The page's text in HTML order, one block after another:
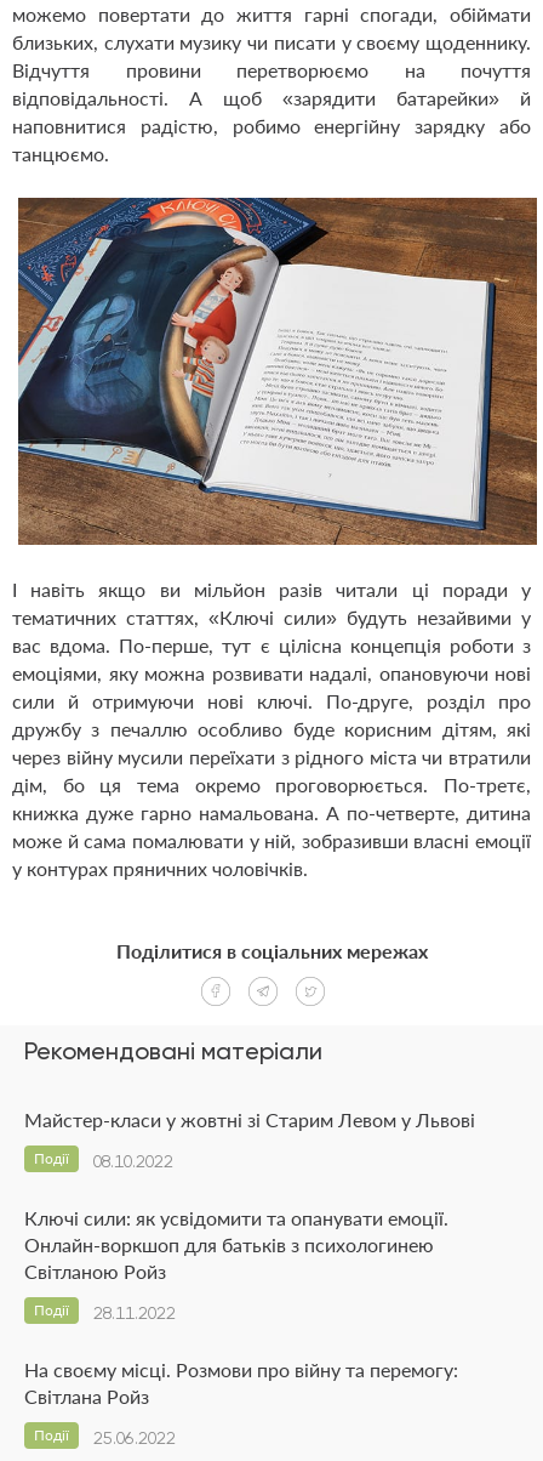
можемо повертати до життя гарні спогади, обіймати
близьких, слухати музику чи писати у своєму щоденнику.
Відчуття провини перетворюємо на почуття
відповідальності. А щоб «зарядити батарейки» й
наповнитися радістю, робимо енергійну зарядку або
танцюємо.
І навіть якщо ви мільйон разів читали ці поради у
тематичних статтях, «Ключі сили» будуть незайвими у
вас вдома. По-перше, тут є цілісна концепція роботи з
емоціями, яку можна розвивати надалі, опановуючи нові
сили й отримуючи нові ключі. По-друге, розділ про
дружбу з печаллю особливо буде корисним дітям, які
через війну мусили переїхати з рідного міста чи втратили
дім, бо ця тема окремо проговорюється. По-третє,
книжка дуже гарно намальована. А по-четверте, дитина
може й сама помалювати у ній, зобразивши власні емоції
у контурах пряничних чоловічків.
Рекомендовані матеріали
Майстер-класи у жовтні зі Старим Левом у Львові
08.10.2022
Події
Ключі сили: як усвідомити та опанувати емоції.
Онлайн-воркшоп для батьків з психологинею
Світланою Ройз
28.11.2022
Події
На своєму місці. Розмови про війну та перемогу:
Світлана Ройз
25.06.2022
Події
Поділитися в соціальних мережах